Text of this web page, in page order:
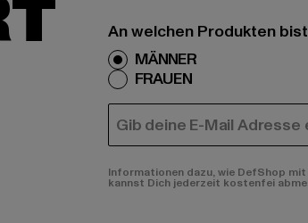
An welchen Produkten
MÄNNER
FRAUEN
E-MAIL
Informationen dazu, wie DefShop
kannst Dich jederzeit kostenfei